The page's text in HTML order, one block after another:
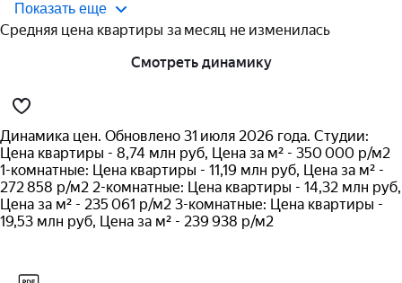
Показать еще
Средняя цена квартиры за месяц не изменилась
Смотреть динамику
Динамика цен. Обновлено 31 июля 2026 года. Студии:
Цена квартиры - 8,74 млн руб, Цена за м² - 350 000 р/м2
1-комнатные: Цена квартиры - 11,19 млн руб, Цена за м² -
272 858 р/м2 2-комнатные: Цена квартиры - 14,32 млн руб,
Цена за м² - 235 061 р/м2 3-комнатные: Цена квартиры -
19,53 млн руб, Цена за м² - 239 938 р/м2